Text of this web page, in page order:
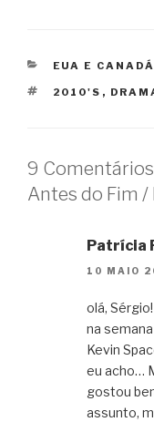
CATEGORIAS
EUA E CANADÁ
TAGS
2010'S ,
9 Comentários
Antes do Fim /
Patrícia
10 MAIO
olá,
na
Kevin
eu acho…
gostou
assunto,